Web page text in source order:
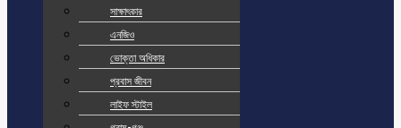
সাক্ষাৎকার
এনজিও
ভোক্তা অধিকার
প্রবাস জীবন
লাইফ স্টাইল